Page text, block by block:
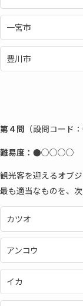
一宮市
豊川市
第４問 （設問コード
難易度：●○○○○
観光客を迎えるオブ
最も適当なものを、
カツオ
アンコウ
イカ